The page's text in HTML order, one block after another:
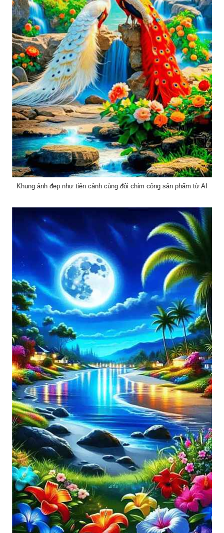
Khung ảnh đẹp như tiên cảnh cùng đôi chim công sản phẩm từ AI